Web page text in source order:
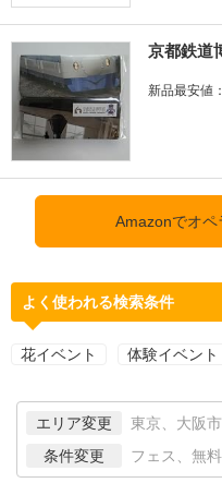
京都鉄道
新品最安値：
Amazonでオペ
よく使われる検索条件
花イベント 体験イベント
エリア変更 東京、大阪市
条件変更 フェス、無